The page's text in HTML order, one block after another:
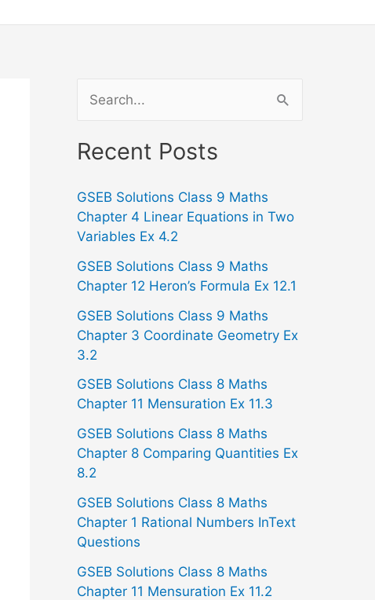
a
c
h
o
:
Recent Posts
GSEB Solutions Class 9 Maths
Chapter 4 Linear Equations in Two
Variables Ex 4.2
GSEB Solutions Class 9 Maths
Chapter 12 Heron’s Formula Ex 12.1
GSEB Solutions Class 9 Maths
Chapter 3 Coordinate Geometry Ex
3.2
GSEB Solutions Class 8 Maths
Chapter 11 Mensuration Ex 11.3
GSEB Solutions Class 8 Maths
Chapter 8 Comparing Quantities Ex
8.2
GSEB Solutions Class 8 Maths
Chapter 1 Rational Numbers InText
Questions
GSEB Solutions Class 8 Maths
Chapter 11 Mensuration Ex 11.2